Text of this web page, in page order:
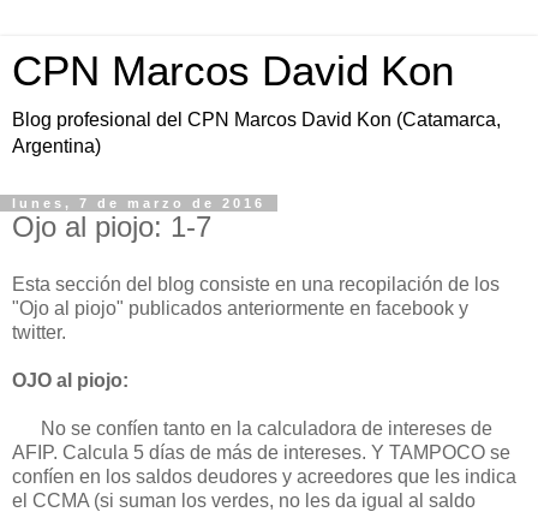
CPN Marcos David Kon
Blog profesional del CPN Marcos David Kon (Catamarca,
Argentina)
lunes, 7 de marzo de 2016
Ojo al piojo: 1-7
Esta sección del blog consiste en una recopilación de los
"Ojo al piojo" publicados anteriormente en facebook y
twitter.
OJO al piojo:
No se confíen tanto en la calculadora de intereses de
AFIP. Calcula 5 días de más de intereses. Y TAMPOCO se
confíen en los saldos deudores y acreedores que les indica
el CCMA (si suman los verdes, no les da igual al saldo